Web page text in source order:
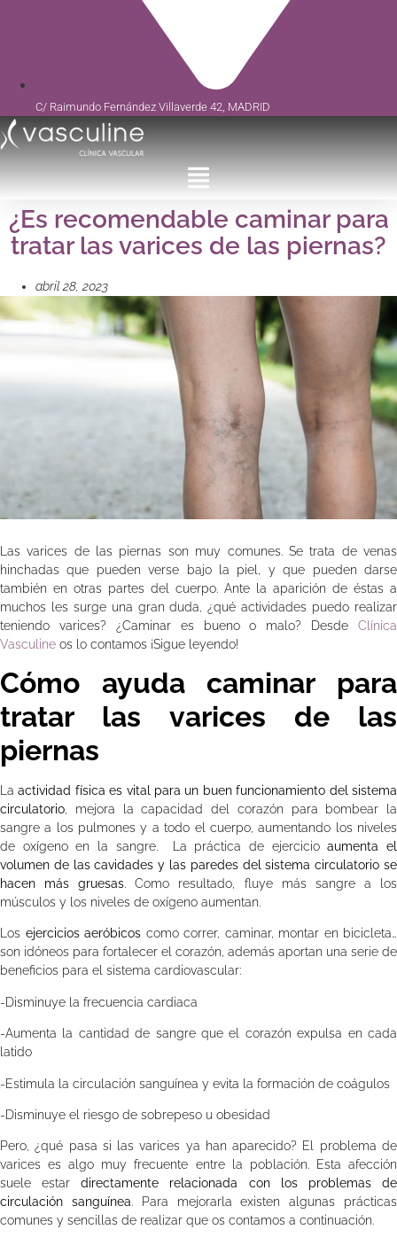
C/ Raimundo Fernández Villaverde 42, MADRID
¿Es recomendable caminar para
tratar las varices de las piernas?
abril 28, 2023
Las varices de las piernas son muy comunes. Se trata de venas
hinchadas que pueden verse bajo la piel, y que pueden darse
también en otras partes del cuerpo. Ante la aparición de éstas a
muchos les surge una gran duda, ¿qué actividades puedo realizar
teniendo varices? ¿Caminar es bueno o malo? Desde Clínica
Vasculine os lo contamos ¡Sigue leyendo!
Cómo ayuda caminar para
tratar las varices de las
piernas
Laactividad física es vital para un buen funcionamiento del sistema
circulatorio , mejora la capacidad del corazón para bombear la
sangre a los pulmones y a todo el cuerpo, aumentando los niveles
de oxígeno en la sangre. La práctica de ejercicioaumenta el
volumen de las cavidades y las paredes del sistema circulatorio se
hacen más gruesas. Como resultado, fluye más sangre a los
músculos y los niveles de oxígeno aumentan.
Los ejercicios aeróbicos como correr, caminar, montar en bicicleta…
son idóneos para fortalecer el corazón, además aportan una serie de
beneficios para el sistema cardiovascular:
-Disminuye la frecuencia cardiaca
-Aumenta la cantidad de sangre que el corazón expulsa en cada
latido
-Estimula la circulación sanguínea y evita la formación de coágulos
-Disminuye el riesgo de sobrepeso u obesidad
Pero, ¿qué pasa si las varices ya han aparecido? El problema de
varices es algo muy frecuente entre la población. Esta afección
suele estardirectamente relacionada con los problemas de
circulación sanguínea. Para mejorarla existen algunas prácticas
comunes y sencillas de realizar que os contamos a continuación.